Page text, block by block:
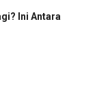
Ini Antara